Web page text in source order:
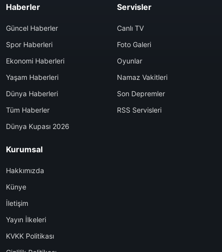
Haberler
Güncel Haberler
Spor Haberleri
Ekonomi Haberleri
Yaşam Haberleri
Dünya Haberleri
Tüm Haberler
Dünya Kupası 2026
Servisler
Canlı TV
Foto Galeri
Oyunlar
Namaz Vakitleri
Son Depremler
RSS Servisleri
Kurumsal
Hakkımızda
Künye
İletişim
Yayın İlkeleri
KVKK Politikası